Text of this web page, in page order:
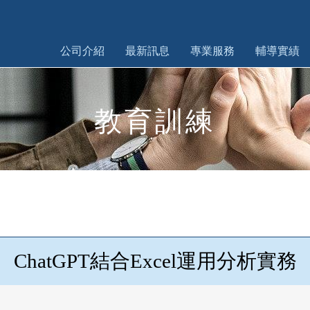
公司介紹 最新訊息 專業服務 輔導實績
教育訓練
ChatGPT結合Excel運用分析實務